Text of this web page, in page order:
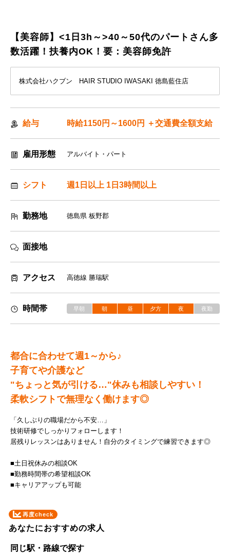
【美容師】<1日3h～>40～50代のパートさん多
数活躍！扶養内OK！要：美容師免許
株式会社ハクブン HAIR STUDIO IWASAKI 徳島藍住店
給与 時給1150円～1600円 ＋交通費全額支給
雇用形態 アルバイト・パート
シフト 週1日以上 1日3時間以上
勤務地 徳島県 板野郡
面接地
アクセス 高徳線 勝瑞駅
時間帯 早朝 朝 昼 夕方 夜 夜勤
都合に合わせて週1～から♪
子育てや介護など
"ちょっと気が引ける…"休みも相談しやすい！
柔軟シフトで無理なく働けます◎
「久しぶりの職場だから不安…」
技術研修でしっかりフォローします！
居残りレッスンはありません！自分のタイミングで練習できます◎
■土日祝休みの相談OK
■勤務時間帯の希望相談OK
■キャリアアップも可能
再度check
あなたにおすすめの求人
同じ駅・路線で探す